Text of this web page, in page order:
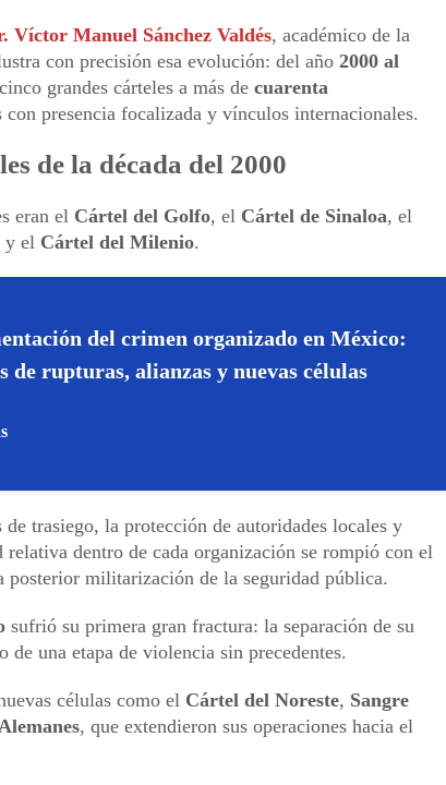
Víctor Manuel Sánchez Valdés, académico de la
con precisión esa evolución: del año 2000 al
grandes cárteles a más de cuarenta
con presencia focalizada y vínculos internacionales.
de la década del 2000
eran el Cártel del Golfo, el Cártel de Sinaloa, el
y el Cártel del Milenio.
del crimen organizado en México:
de rupturas, alianzas y nuevas células
trasiego, la protección de autoridades locales y
dentro de cada organización se rompió con el
posterior militarización de la seguridad pública.
sufrió su primera gran fractura: la separación de su
de una etapa de violencia sin precedentes.
células como el Cártel del Noreste, Sangre
, que extendieron sus operaciones hacia el